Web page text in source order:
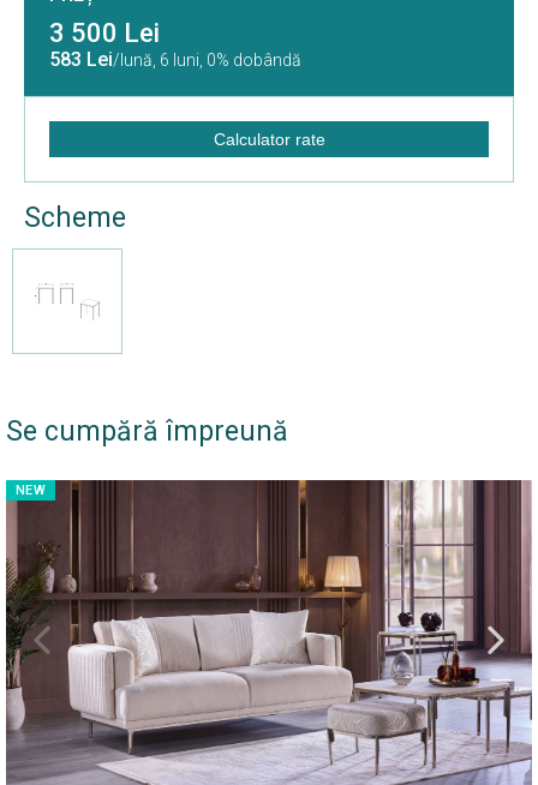
3 500 Lei
583 Lei/lună, 6 luni, 0% dobândă
Calculator rate
Scheme
Se cumpără împreună
NEW